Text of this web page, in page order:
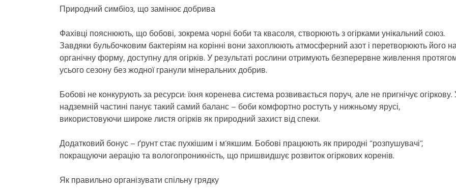
Природний симбіоз, що замінює добрива
Фахівці пояснюють, що бобові, зокрема чорні боби та квасоля, створюють з огірками унікальний союз.
Завдяки бульбочковим бактеріям на корінні вони захоплюють атмосферний азот і перетворюють його
органічну форму, доступну для огірків. У результаті рослини отримують безперервне живлення
усього сезону без жодної гранули мінеральних добрив.
Бобові не конкурують за ресурси: їхня коренева система розвивається поруч, але не пригнічує огіркову.
надземній частині панує такий самий баланс – боби комфортно ростуть у нижньому ярусі,
використовуючи широке листя огірків як природний захист від спеки.
Додатковий бонус – ґрунт стає пухкішим і м’якшим. Бобові працюють як природні “розпушувачі”,
покращуючи аерацію та вологопроникність, що пришвидшує розвиток огіркових коренів.
Як правильно організувати спільну грядку